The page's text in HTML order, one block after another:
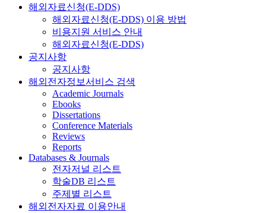
해외자료신청(E-DDS)
해외자료신청(E-DDS) 이용 방법
비용지원 서비스 안내
해외자료신청(E-DDS)
공지사항
공지사항
해외전자정보서비스 검색
Academic Journals
Ebooks
Dissertations
Conference Materials
Reviews
Reports
Databases & Journals
전자저널 리스트
학술DB 리스트
주제별 리스트
해외전자자료 이용안내